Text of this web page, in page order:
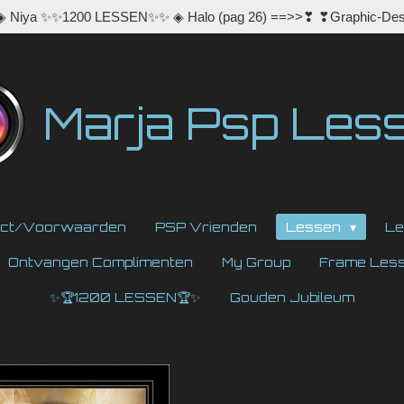
✨✨1200 LESSEN✨✨ ◈ Halo (pag 26) ==>>❣ ❣Graphic-
Marja Psp
Voorwaarden PSP Vrienden Lessen
Ontvangen Complimenten My Group Frame
✨🏆1200 LESSEN🏆✨ Gouden Jubileum